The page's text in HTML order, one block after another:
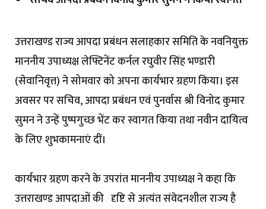
उत्तराखण्ड राज्य आपदा प्रबंधन सलाहकार समिति के नवनियुक्त
माननीय उपाध्यक्ष लेफ्टिनेंट कर्नल रघुवीर सिंह भण्डारी
(सेवानिवृत्त) ने सोमवार को अपना कार्यभार ग्रहण किया। इस
अवसर पर सचिव, आपदा प्रबंधन एवं पुनर्वास श्री विनोद कुमार
सुमन ने उन्हें पुष्पगुच्छ भेंट कर स्वागत किया तथा नवीन दायित्व
के लिए शुभकामनाएं दीं।
कार्यभार ग्रहण करने के उपरांत माननीय उपाध्यक्ष ने कहा कि
उत्तराखण्ड आपदाओं की दृष्टि से अत्यंत संवेदनशील राज्य है